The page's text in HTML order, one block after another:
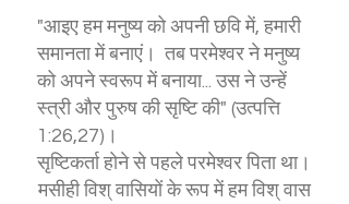
"आइए हम मनुष्य को अपनी छवि में, हमारी
समानता में बनाएं। तब परमेश्वर ने मनुष्य
को अपने स्वरूप में बनाया... उस ने उन्हें
स्त्री और पुरुष की सृष्टि की" (उत्पत्ति
1:26,27)।
सृष्टिकर्ता होने से पहले परमेश्वर पिता था।
मसीही विश् वासियों के रूप में हम विश् वास